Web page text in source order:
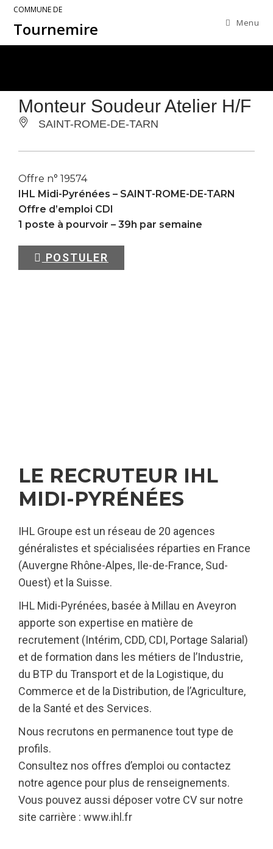
COMMUNE DE
Tournemire Menu
Monteur Soudeur Atelier H/F
SAINT-ROME-DE-TARN
Offre n° 19574
IHL Midi-Pyrénées – SAINT-ROME-DE-TARN
Offre d’emploi CDI
1 poste à pourvoir – 39h par semaine
POSTULER
LE RECRUTEUR IHL
MIDI-PYRÉNÉES
IHL Groupe est un réseau de 20 agences
généralistes et spécialisées réparties en France
(Auvergne Rhône-Alpes, Ile-de-France, Sud-
Ouest) et la Suisse.
IHL Midi-Pyrénées, basée à Millau en Aveyron
apporte son expertise en matière de
recrutement (Intérim, CDD, CDI, Portage Salarial)
et de formation dans les métiers de l’Industrie,
du BTP du Transport et de la Logistique, du
Commerce et de la Distribution, de l’Agriculture,
de la Santé et des Services.
Nous recrutons en permanence tout type de
profils.
Consultez nos offres d’emploi ou contactez
notre agence pour plus de renseignements.
Vous pouvez aussi déposer votre CV sur notre
site carrière : www.ihl.fr